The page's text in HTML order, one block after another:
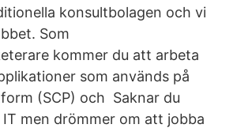
konsultbolagen och vi
Som
kommer du att arbeta
som används på
(SCP) och Saknar du
men drömmer om att jobba